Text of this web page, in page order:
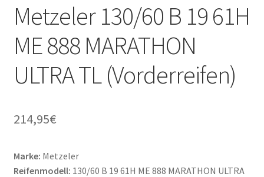
Metzeler 130/60 B 19 61H
ME 888 MARATHON
ULTRA TL (Vorderreifen)
214,95€
Marke: Metzeler
Reifenmodell: 130/60 B 19 61H ME 888 MARATHON ULTRA